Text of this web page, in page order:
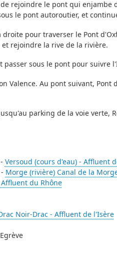
rejoindre le pont qui enjambe
le pont autoroutier, et
pour traverser le Pont
rejoindre la rive de la rivière.
sous le pont pour suivre
Valence. Au pont suivant, Pont
parking de la voie verte,
Versoud (cours d'eau) - Affluent
Morge (rivière) Canal de la
du Rhône
Noir-Drac - Affluent de l'Isère